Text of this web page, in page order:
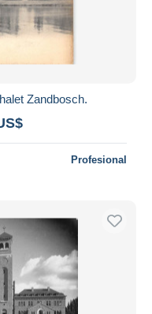
Zandbosch.
Profesional